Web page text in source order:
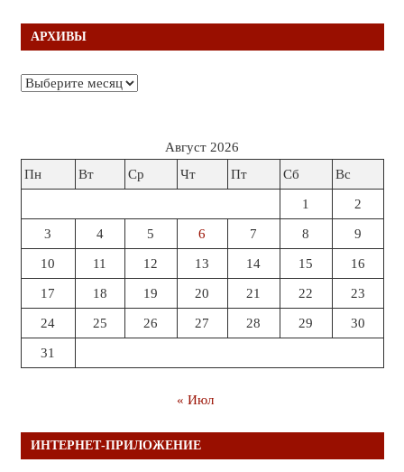
АРХИВЫ
Архивы
Август 2026
Пн
Вт Ср Чт Пт Сб Вс
1 2
3 4 5 6 7 8 9
10 11 12 13 14 15 16
17 18 19 20 21 22 23
24 25 26 27 28 29 30
31
« Июл
ИНТЕРНЕТ-ПРИЛОЖЕНИЕ